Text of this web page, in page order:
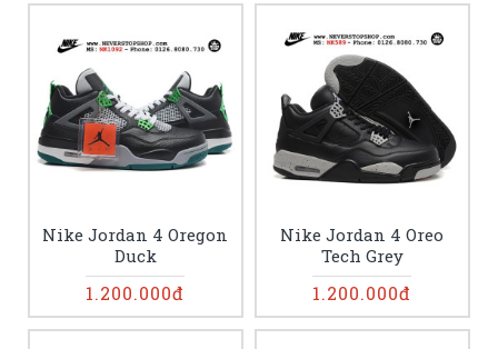
Nike Jordan 4 Oregon
Duck
1.200.000đ
Nike Jordan 4 Oreo
Tech Grey
1.200.000đ